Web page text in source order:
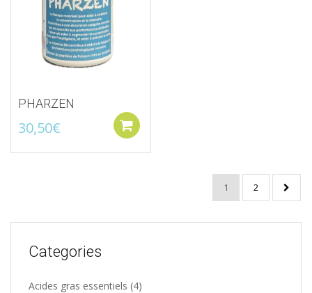
PHARZEN
30,50€
1 2
Categories
Acides gras essentiels (4)